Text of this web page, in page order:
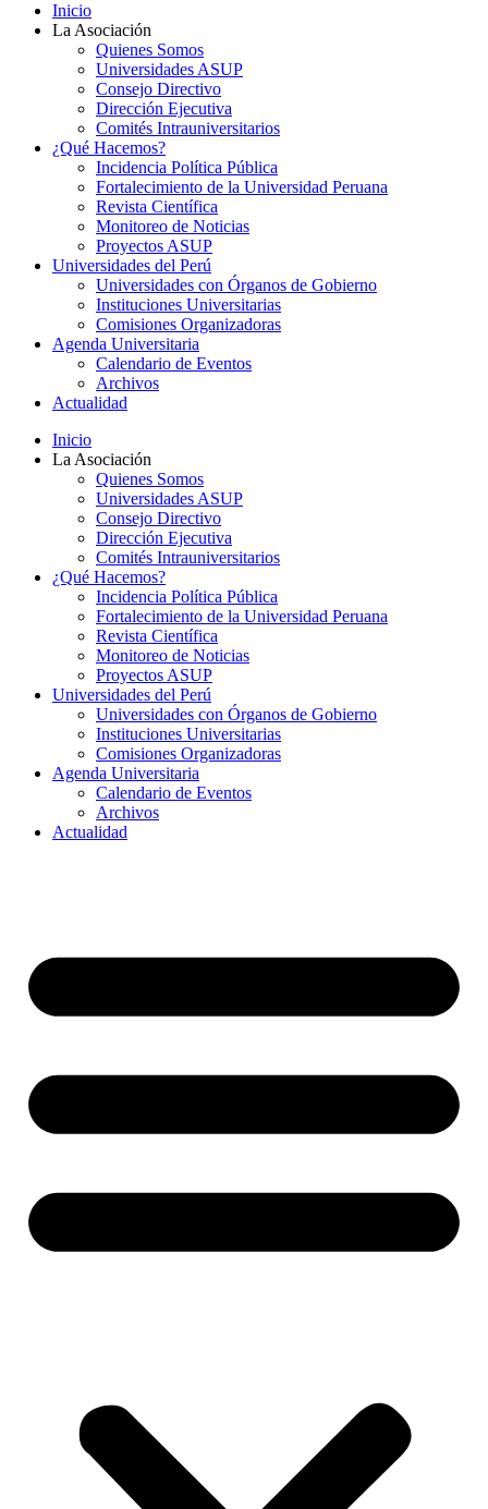
Inicio
La Asociación
Quienes Somos
Universidades ASUP
Consejo Directivo
Dirección Ejecutiva
Comités Intrauniversitarios
¿Qué Hacemos?
Incidencia Política Pública
Fortalecimiento de la Universidad Peruana
Revista Científica
Monitoreo de Noticias
Proyectos ASUP
Universidades del Perú
Universidades con Órganos de Gobierno
Instituciones Universitarias
Comisiones Organizadoras
Agenda Universitaria
Calendario de Eventos
Archivos
Actualidad
Inicio
La Asociación
Quienes Somos
Universidades ASUP
Consejo Directivo
Dirección Ejecutiva
Comités Intrauniversitarios
¿Qué Hacemos?
Incidencia Política Pública
Fortalecimiento de la Universidad Peruana
Revista Científica
Monitoreo de Noticias
Proyectos ASUP
Universidades del Perú
Universidades con Órganos de Gobierno
Instituciones Universitarias
Comisiones Organizadoras
Agenda Universitaria
Calendario de Eventos
Archivos
Actualidad